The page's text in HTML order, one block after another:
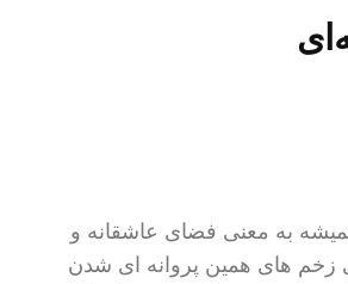
به معنی فضای عاشقانه و
زخم های همین پروانه ای شدن